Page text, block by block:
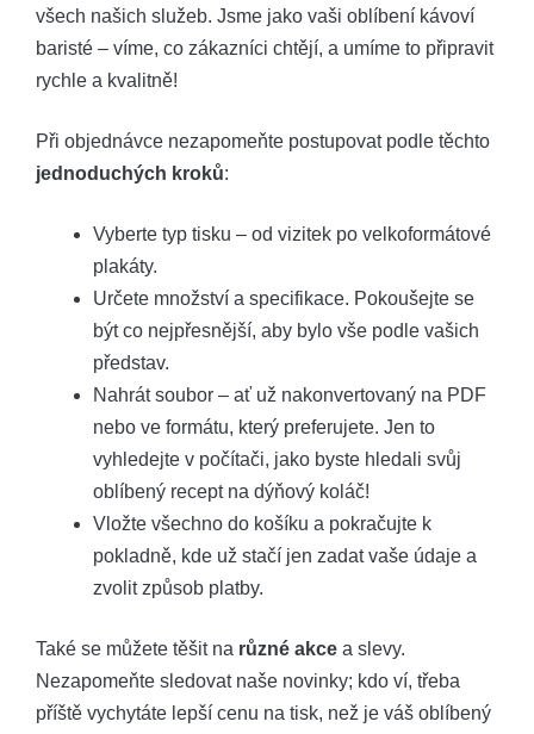
všech našich služeb. Jsme jako vaši oblíbení kávoví
baristé – víme, co zákazníci chtějí, a umíme to připravit
rychle a kvalitně!
Při objednávce nezapomeňte postupovat podle těchto
jednoduchých kroků:
Vyberte typ tisku – od vizitek po velkoformátové
plakáty.
Určete množství a specifikace. Pokoušejte se
být co nejpřesnější, aby bylo vše podle vašich
představ.
Nahrát soubor – ať už nakonvertovaný na PDF
nebo ve formátu, který preferujete. Jen to
vyhledejte v počítači, jako byste hledali svůj
oblíbený recept na dýňový koláč!
Vložte všechno do košíku a pokračujte k
pokladně, kde už stačí jen zadat vaše údaje a
zvolit způsob platby.
Také se můžete těšit na různé akce a slevy.
Nezapomeňte sledovat naše novinky; kdo ví, třeba
příště vychytáte lepší cenu na tisk, než je váš oblíbený